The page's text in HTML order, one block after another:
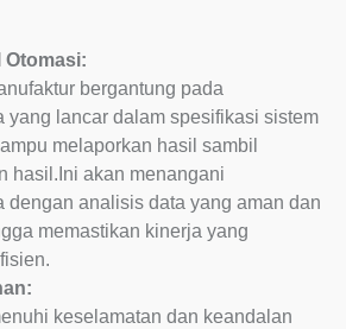
bergantung pada
yang lancar dalam spesifikasi sistem
melaporkan hasil sambil
hasil.Ini akan menangani
dengan analisis data yang aman dan
memastikan kinerja yang
keselamatan dan keandalan